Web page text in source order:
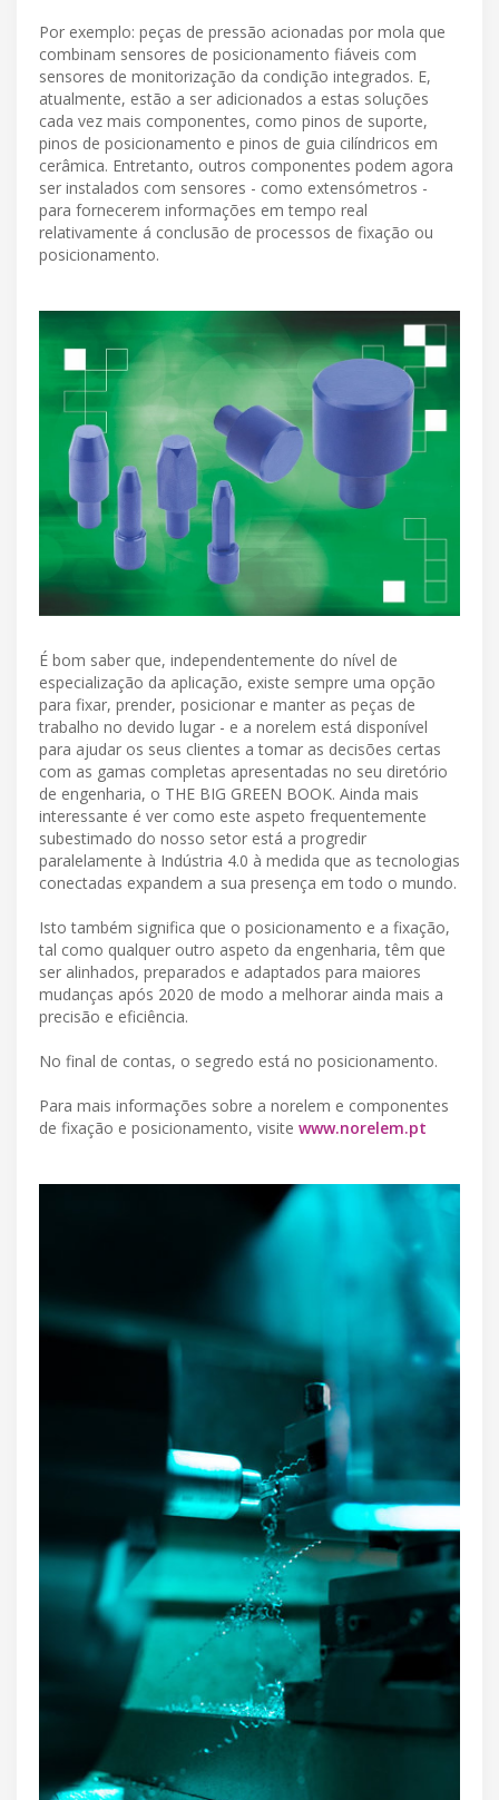
Por exemplo: peças de pressão acionadas por mola que
combinam sensores de posicionamento fiáveis com
sensores de monitorização da condição integrados. E,
atualmente, estão a ser adicionados a estas soluções
cada vez mais componentes, como pinos de suporte,
pinos de posicionamento e pinos de guia cilíndricos em
cerâmica. Entretanto, outros componentes podem agora
ser instalados com sensores - como extensómetros -
para fornecerem informações em tempo real
relativamente á conclusão de processos de fixação ou
posicionamento.
É bom saber que, independentemente do nível de
especialização da aplicação, existe sempre uma opção
para fixar, prender, posicionar e manter as peças de
trabalho no devido lugar - e a norelem está disponível
para ajudar os seus clientes a tomar as decisões certas
com as gamas completas apresentadas no seu diretório
de engenharia, o THE BIG GREEN BOOK. Ainda mais
interessante é ver como este aspeto frequentemente
subestimado do nosso setor está a progredir
paralelamente à Indústria 4.0 à medida que as tecnologias
conectadas expandem a sua presença em todo o mundo.
Isto também significa que o posicionamento e a fixação,
tal como qualquer outro aspeto da engenharia, têm que
ser alinhados, preparados e adaptados para maiores
mudanças após 2020 de modo a melhorar ainda mais a
precisão e eficiência.
No final de contas, o segredo está no posicionamento.
Para mais informações sobre a norelem e componentes
de fixação e posicionamento, visite www.norelem.pt